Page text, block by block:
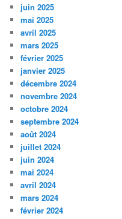
juin 2025
mai 2025
avril 2025
mars 2025
février 2025
janvier 2025
décembre 2024
novembre 2024
octobre 2024
septembre 2024
août 2024
juillet 2024
juin 2024
mai 2024
avril 2024
mars 2024
février 2024